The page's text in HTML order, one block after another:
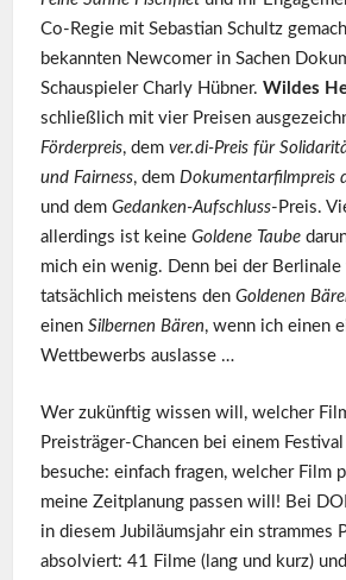
Co-Regie mit Sebastian Schultz
bekannten Newcomer in Sachen
Schauspieler Charly Hübner. Wildes
schließlich mit vier Preisen
Förderpreis, dem ver.di-Preis für
und Fairness, dem Dokumentarfilmpreis
und dem Gedanken-Aufschluss-Preis.
allerdings ist keine Goldene Taube
mich ein wenig. Denn bei der Berlinale
tatsächlich meistens den Goldenen
einen Silbernen Bären, wenn ich einen
Wettbewerbs auslasse …
Wer zukünftig wissen will, welcher
Preisträger-Chancen bei einem
besuche: einfach fragen, welcher Film
meine Zeitplanung passen will! Bei
in diesem Jubiläumsjahr ein strammes
absolviert: 41 Filme (lang und kurz)